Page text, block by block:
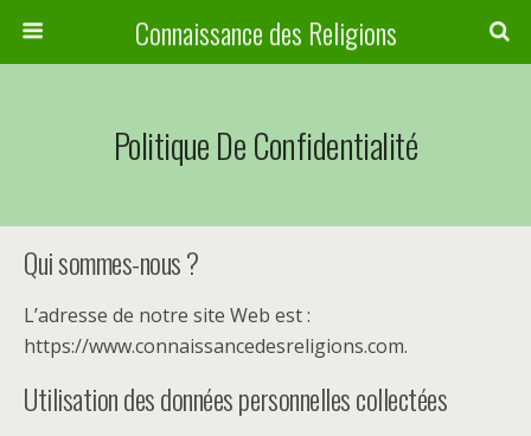
Connaissance des Religions
Politique De Confidentialité
Qui sommes-nous ?
L’adresse de notre site Web est :
https://www.connaissancedesreligions.com.
Utilisation des données personnelles collectées